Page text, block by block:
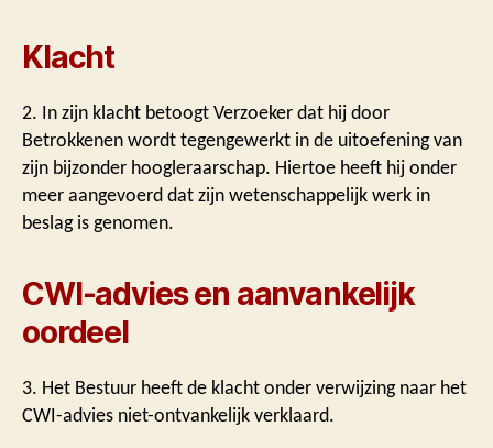
Klacht
2. In zijn klacht betoogt Verzoeker dat hij door
Betrokkenen wordt tegengewerkt in de uitoefening van
zijn bijzonder hoogleraarschap. Hiertoe heeft hij onder
meer aangevoerd dat zijn wetenschappelijk werk in
beslag is genomen.
CWI-advies en aanvankelijk
oordeel
3. Het Bestuur heeft de klacht onder verwijzing naar het
CWI-advies niet-ontvankelijk verklaard.